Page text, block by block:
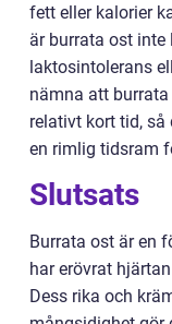
fett eller kalorier
är burrata ost
laktosintolerans
nämna att
relativt kort tid,
en rimlig tidsram
Slutsats
Burrata ost är en
har erövrat
Dess rika och